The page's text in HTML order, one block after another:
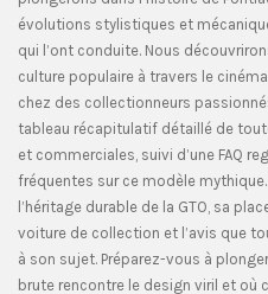
évolutions stylistiques et
qui l’ont conduite. Nous
culture populaire à travers le
chez des collectionneurs
tableau récapitulatif détaillé de
et commerciales, suivi d’une FAQ
fréquentes sur ce modèle
l’héritage durable de la GTO, sa
voiture de collection et l’avis que
à son sujet. Préparez-vous à
brute rencontre le design viril et où